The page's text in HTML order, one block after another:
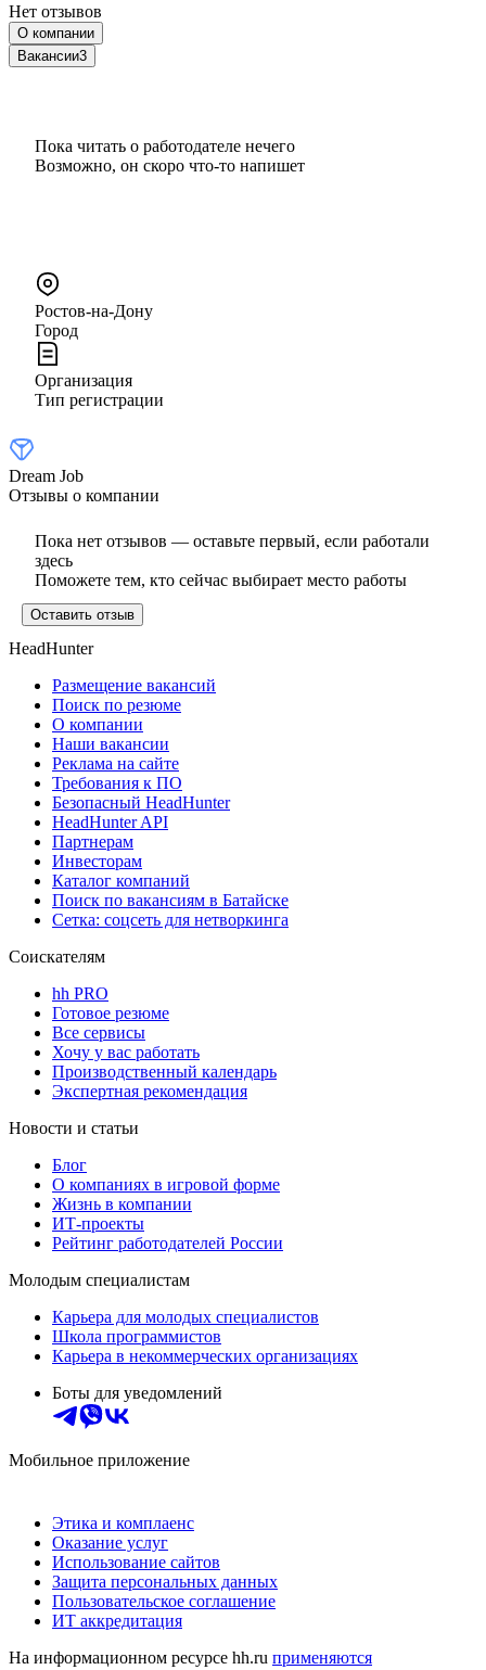
Нет отзывов
О компании
Вакансии3
Пока читать о работодателе нечего
Возможно, он скоро что‑то напишет
Ростов-на-Дону
Город
Организация
Тип регистрации
Dream Job
Отзывы о компании
Пока нет отзывов — оставьте первый, если работали
здесь
Поможете тем, кто сейчас выбирает место работы
Оставить отзыв
HeadHunter
Размещение вакансий
Поиск по резюме
О компании
Наши вакансии
Реклама на сайте
Требования к ПО
Безопасный HeadHunter
HeadHunter API
Партнерам
Инвесторам
Каталог компаний
Поиск по вакансиям в Батайске
Сетка: соцсеть для нетворкинга
Соискателям
hh PRO
Готовое резюме
Все сервисы
Хочу у вас работать
Производственный календарь
Экспертная рекомендация
Новости и статьи
Блог
О компаниях в игровой форме
Жизнь в компании
ИТ-проекты
Рейтинг работодателей России
Молодым специалистам
Карьера для молодых специалистов
Школа программистов
Карьера в некоммерческих организациях
Боты для уведомлений
Мобильное приложение
Этика и комплаенс
Оказание услуг
Использование сайтов
Защита персональных данных
Пользовательское соглашение
ИТ аккредитация
На информационном ресурсе hh.ru применяются